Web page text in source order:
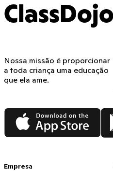
ClassDojo
Nossa missão é proporcionar
a toda criança uma educação
que ela ame.
App Store
Empresa